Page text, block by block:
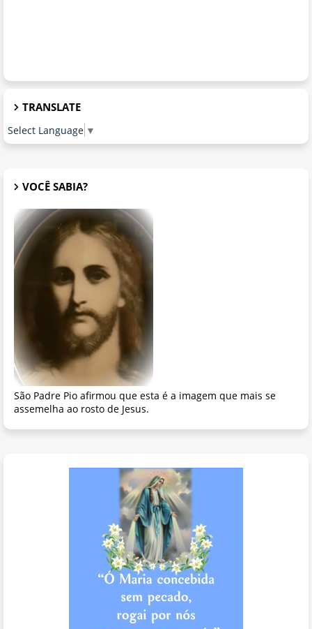
TRANSLATE
Select Language ▼
VOCÊ SABIA?
São Padre Pio afirmou que esta é a imagem que mais se
assemelha ao rosto de Jesus.